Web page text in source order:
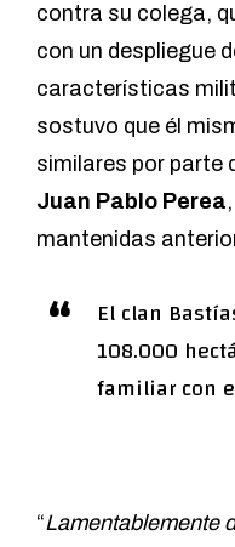
contra su colega,
con un despliegue
características
sostuvo que él
similares por parte
Juan Pablo Perea
mantenidas
El clan
108.000
familiar con
“Lamentablemente